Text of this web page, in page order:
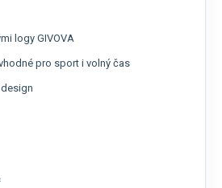
logy GIVOVA
pro sport i volný čas